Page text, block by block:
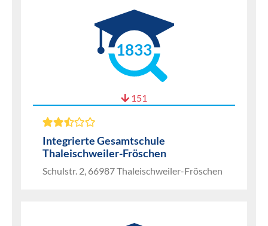
1833
151
Integrierte Gesamtschule
Thaleischweiler-Fröschen
Schulstr. 2, 66987 Thaleischweiler-Fröschen